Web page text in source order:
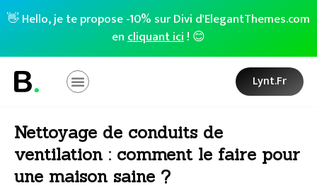
👋 Hello, je te propose -10% sur Divi d'ElegantThemes.com
encliquant ici! 😊
Lynt.fr
Nettoyage de conduits de
ventilation : comment le faire pour
une maison saine ?